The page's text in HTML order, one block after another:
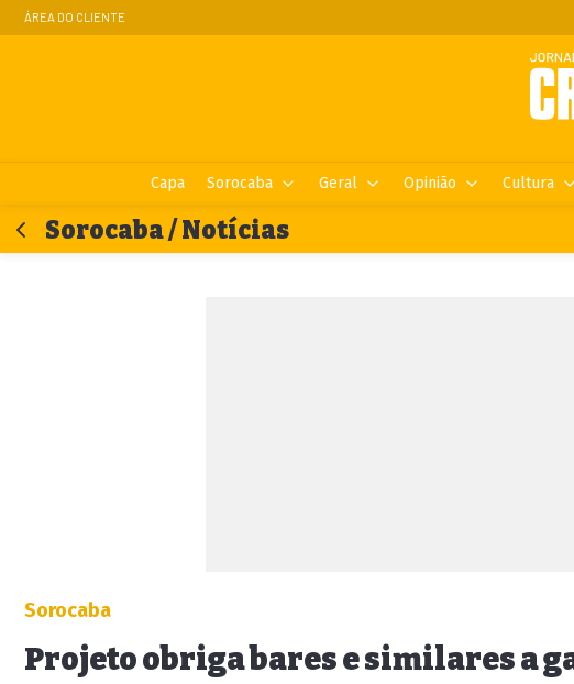
ÁREA DO CLIENTE
Capa Sorocaba Geral Opinião Cultura
Sorocaba / Notícias
Sorocaba
Projeto obriga bares e similares a